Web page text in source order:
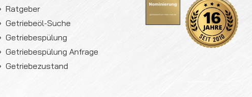
Ratgeber
Getriebeöl-Suche
Getriebespülung
Getriebespülung Anfrage
Getriebezustand